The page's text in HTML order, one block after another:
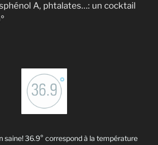
A, phtalates…: un cocktail
saine! 36.9° correspond à la température